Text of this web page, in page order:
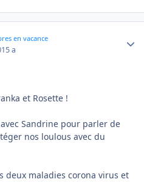
en vacance
15 a
et Rosette !
Sandrine pour parler de
nos loulous avec du
deux maladies corona virus et